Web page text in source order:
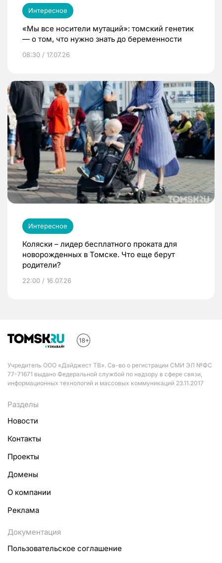
Интересное
«Мы все носители мутаций»: томский генетик
— о том, что нужно знать до беременности
08:30 / 17.07.26
Интересное
Коляски – лидер бесплатного проката для
новорожденных в Томске. Что еще берут
родители?
22:00 / 16.07.26
Учредитель ООО «Дайджест ТВ». Св-во о регистрации СМИ ЭЛ №ФС
77-71671 выдано Федеральной службой по надзору в сфере связи,
информационных технологий и массовых коммуникаций 23.11.2017
Разделы
Новости
Контакты
Проекты
Домены
О компании
Реклама
Документация
Пользовательское соглашение